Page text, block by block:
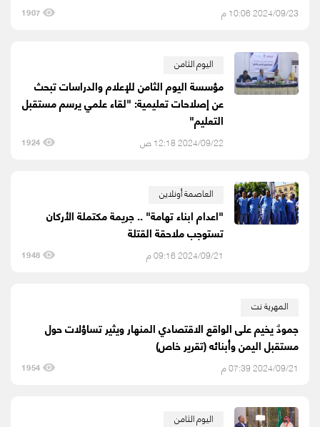
2024/09/23 10:06 م 1907
اليوم الثامن
مؤسسة اليوم الثامن للإعلام والدراسات تبحث
عن إصلاحات تعليمية: "لقاء علمي يرسم مستقبل
التعليم"
2024/09/22 12:18 ص 1924
العاصمة أونلاين
"اعدام ابناء تهامة" .. جريمة مكتملة الأركان
تستوجب ملاحقة القتلة
2024/09/21 09:16 م 1948
المهرية نت
جمودٌ يخيم على الواقع الاقتصادي المنهار ويثير تساؤلات حول
مستقبل اليمن وأبنائه (تقرير خاص)
2024/09/21 07:39 م 1954
اليوم الثامن